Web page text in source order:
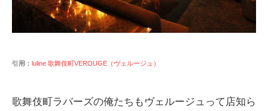
引用： luline 歌舞伎町VEROUGE（ヴェルージュ）
歌舞伎町ラバーズの俺たちもヴェルージュって店知ら